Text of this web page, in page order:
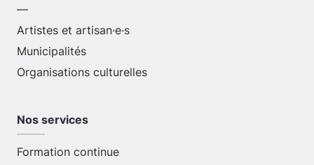
—
Artistes et artisan·e·s
Municipalités
Organisations culturelles
Nos services
Formation continue